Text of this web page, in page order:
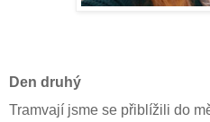
Den druhý
Tramvají jsme se přiblížili do